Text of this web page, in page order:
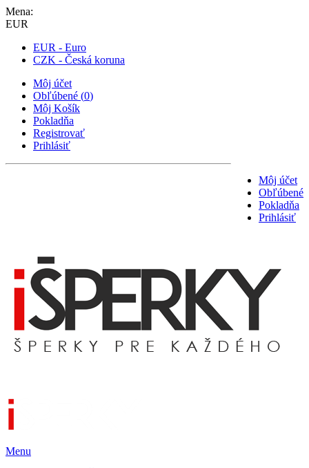
Mena:
EUR
EUR - Euro
CZK - Česká koruna
Môj účet
Obľúbené (0)
Môj Košík
Pokladňa
Registrovať
Prihlásiť
Môj účet
Obľúbené
Pokladňa
Prihlásiť
Menu